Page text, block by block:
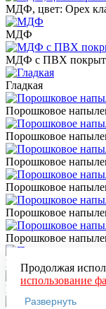
МДФ, цвет: Орех
МДФ
МДФ с ПВХ
Гладкая
Порошковое
Порошковое
Порошковое
Порошковое
Порошковое
Порошковое
Порошковое
Порошковое
Продолжая
использование
местоположении,
Развернуть